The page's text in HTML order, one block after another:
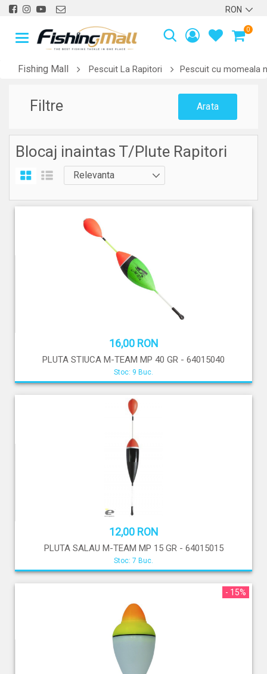
0
Fishing Mall Pescuit La Rapitori Pescuit cu momeala
Filtre Arata
Blocaj inaintas T/Plute Rapitori
16,00 RON
PLUTA STIUCA M-TEAM MP 40 GR - 64015040
Stoc: 9 Buc.
12,00 RON
PLUTA SALAU M-TEAM MP 15 GR - 64015015
Stoc: 7 Buc.
- 15%